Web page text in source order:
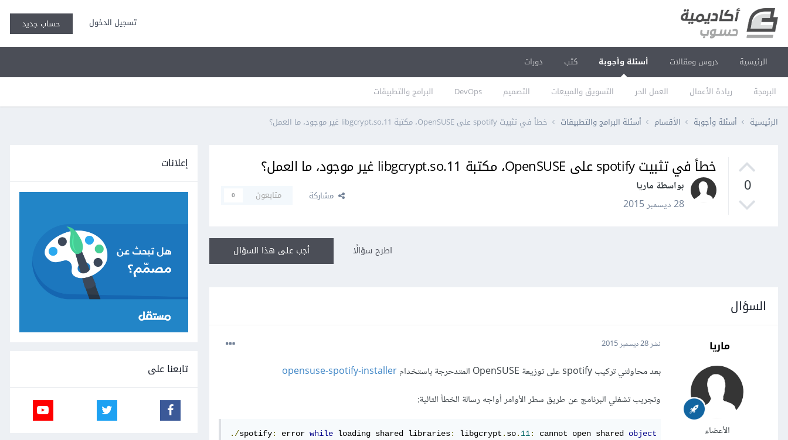
تسجيل الدخول حساب جديد
الرئيسية دروس ومقالات أسئلة وأجوبة
البرمجة ريادة الأعمال العمل الحر التسويق والمبيعات التصميم DevOps البرامج والتطبيقات
كتب دورات
الرئيسية أسئلة وأجوبة الأقسام أسئلة البرامج والتطبيقات خطأ في تثبيت spotify على OpenSUSE، مكتبة libgcrypt.so.11 غير موجود، ما العمل؟
0
خطأ في تثبيت spotify على OpenSUSE، مكتبة libgcrypt.so.11 غير موجود، ما العمل؟
بواسطة ماريا
28 ديسمبر 2015
مشاركة متابعون 0
أجب على هذا السؤال اطرح سؤالًا
السؤال
ماريا
الأعضاء
نشر28 ديسمبر 2015
بعد محاولتي تركيب spotify على توزيعة OpenSUSE المتدحرجة باستخدام
opensuse-spotify-installer
وتجريب تشغلي البرنامج عن طريق سطر الأوامر أواجه رسالة الخطأ التالية:
./spotify: error while loading shared libraries: libgcrypt . so. 11: cannot open shared object such file
إعلانات
تابعنا على